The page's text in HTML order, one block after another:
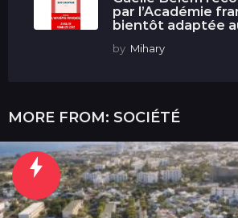
par l’Académie
bientôt adaptée
by Mihary
MORE FROM: SOCIÉTÉ